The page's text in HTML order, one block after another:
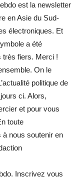
est la newsletter
en Asie du Sud-
électroniques. Et
a été
très fiers. Merci !
On le
politique de
ci. Alors,
et pour vous
toute
à nous soutenir en
Inscrivez vous